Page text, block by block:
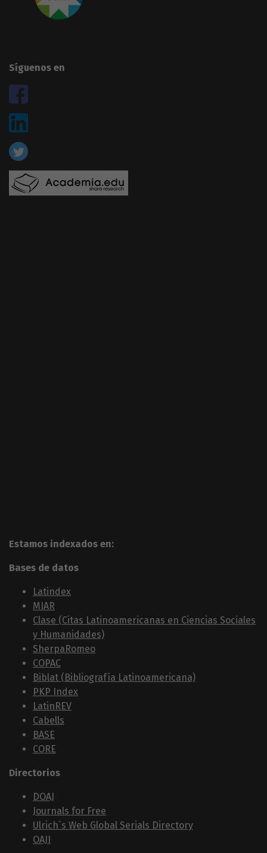
Síguenos en
Estamos indexados en:
Bases de datos
Latindex
MIAR
Clase (Citas Latinoamericanas en Ciencias Sociales
y Humanidades)
SherpaRomeo
COPAC
Biblat (Bibliografía Latinoamericana)
PKP Index
LatinREV
Cabells
BASE
CORE
Directorios
DOAJ
Journals for Free
Ulrich´s Web Global Serials Directory
OAJI